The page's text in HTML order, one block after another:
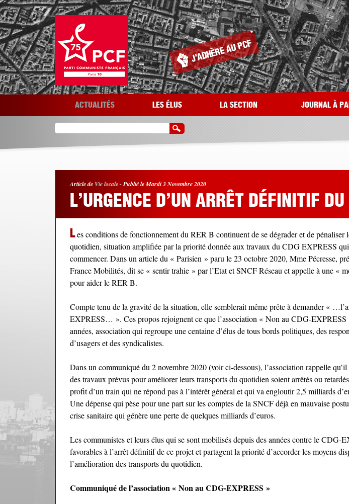
Aller au contenu principal
ACTUALITÉS LES ÉLUS LA SECTION JOURNAL À
Article de Vie locale-Publié le Mardi 3 Novembre 2020
L’URGENCE D’UN ARRÊT DÉFINITIF
Les conditions de fonctionnement du RER B continuent de se dégrader et de pénaliser
quotidien, situation amplifiée par la priorité donnée aux travaux du CDG EXPRESS
commencer. Dans un article du « Parisien » paru le 23 octobre 2020, Mme Pécresse,
France Mobilités, dit se « sentir trahie » par l’Etat et SNCF Réseau et appelle à une «
pour aider le RER B.
Compte tenu de la gravité de la situation, elle semblerait même prête à demander «
EXPRESS… ». Ces propos rejoignent ce que l’association « Non au CDG-EXPRESS
années, association qui regroupe une centaine d’élus de tous bords politiques, des
d’usagers et des syndicalistes.
Dans un communiqué du 2 novembre 2020 (voir ci-dessous), l’association rappelle
des travaux prévus pour améliorer leurs transports du quotidien soient arrêtés ou
profit d’un train qui ne répond pas à l’intérêt général et qui va engloutir 2,5 milliards
Une dépense qui pèse pour une part sur les comptes de la SNCF déjà en mauvaise
crise sanitaire qui génère une perte de quelques milliards d’euros.
Les communistes et leurs élus qui se sont mobilisés depuis des années contre le CDG-
favorables à l’arrêt définitif de ce projet et partagent la priorité d’accorder les moyens
l’amélioration des transports du quotidien.
Communiqué de l’association « Non au CDG-EXPRESS »